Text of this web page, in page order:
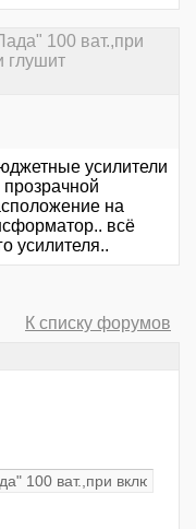
100 ват.,при
глушит
усилители
прозрачной
на
всё
усилителя..
К списку форумов